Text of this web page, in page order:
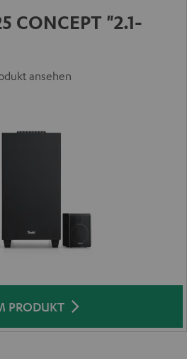
CONCEPT "2.1-
ansehen
PRODUKT